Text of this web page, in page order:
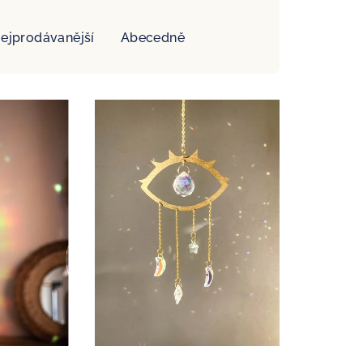
Abecedně